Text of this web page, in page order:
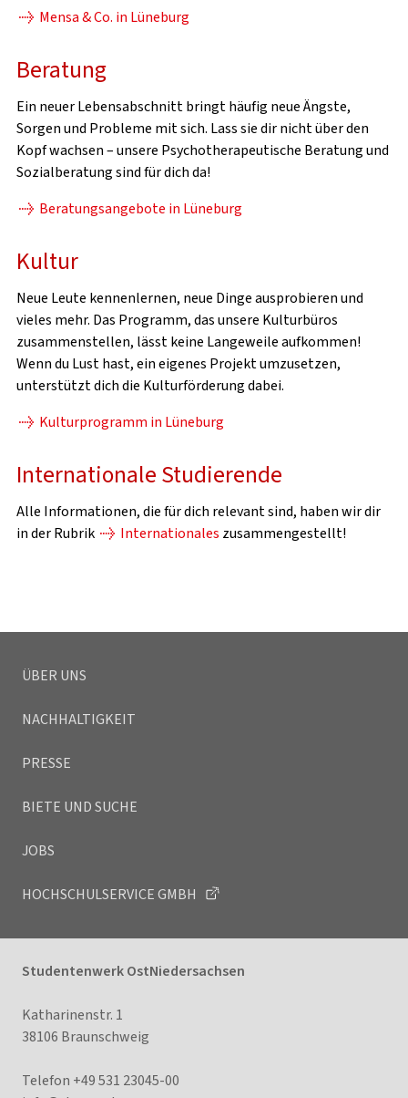
Mensa & Co. in Lüneburg
Beratung
Ein neuer Lebensabschnitt bringt häufig neue Ängste,
Sorgen und Probleme mit sich. Lass sie dir nicht über den
Kopf wachsen – unsere Psychotherapeutische Beratung und
Sozialberatung sind für dich da!
Beratungsangebote in Lüneburg
Kultur
Neue Leute kennenlernen, neue Dinge ausprobieren und
vieles mehr. Das Programm, das unsere Kulturbüros
zusammenstellen, lässt keine Langeweile aufkommen!
Wenn du Lust hast, ein eigenes Projekt umzusetzen,
unterstützt dich die Kulturförderung dabei.
Kulturprogramm in Lüneburg
Internationale Studierende
Alle Informationen, die für dich relevant sind, haben wir dir
in der Rubrik
Internationales zusammengestellt!
ÜBER UNS
NACHHALTIGKEIT
PRESSE
BIETE UND SUCHE
JOBS
HOCHSCHULSERVICE GMBH
Studentenwerk OstNiedersachsen
Katharinenstr. 1
38106 Braunschweig
Telefon +49 531 23045-00